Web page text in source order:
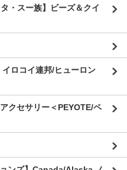
・スー族】ビーズ＆クイ
ロコイ連邦/ヒューロン
クセサリー＜PEYOTE/ペ